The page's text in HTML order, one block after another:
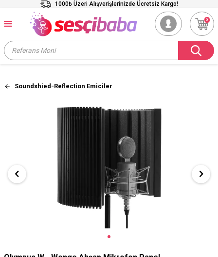
1000₺ Üzeri Alışverişlerinizde Ücretsiz Kargo!
0
Soundshied-Reflection Emiciler